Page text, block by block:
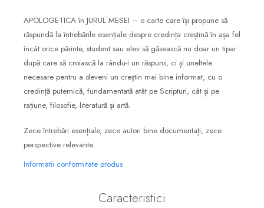
Finanțe
Romane, Nuvele și Povestiri
Biografii
Reviste
Poezii
APOLOGETICA în JURUL MESEI – o carte care își propune să
răspundă la întrebările esențiale despre credința creștină în așa fel
încât orice părinte, student sau elev să găsească nu doar un tipar
după care să croiască la rându-i un răspuns, ci și uneltele
necesare pentru a deveni un creștin mai bine informat, cu o
credință puternică, fundamentată atât pe Scripturi, cât și pe
rațiune, filosofie, literatură și artă.
Zece întrebări esențiale, zece autori bine documentați, zece
perspective relevante.
Informatii conformitate produs
Caracteristici